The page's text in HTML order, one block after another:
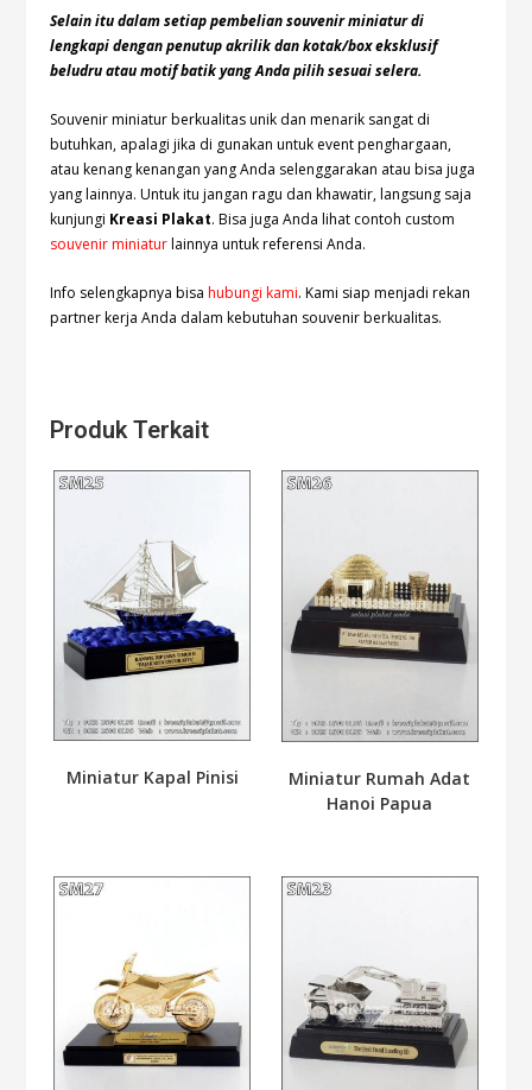
Selain itu dalam setiap pembelian souvenir miniatur di
lengkapi dengan penutup akrilik dan kotak/box eksklusif
beludru atau motif batik yang Anda pilih sesuai selera.
Souvenir miniatur berkualitas unik dan menarik sangat di
butuhkan, apalagi jika di gunakan untuk event penghargaan,
atau kenang kenangan yang Anda selenggarakan atau bisa juga
yang lainnya. Untuk itu jangan ragu dan khawatir, langsung saja
kunjungi Kreasi Plakat. Bisa juga Anda lihat contoh custom
souvenir miniaturlainnya untuk referensi Anda.
Info selengkapnya bisahubungi kami. Kami siap menjadi rekan
partner kerja Anda dalam kebutuhan souvenir berkualitas.
Produk Terkait
Miniatur Kapal Pinisi
Miniatur Rumah Adat
Hanoi Papua